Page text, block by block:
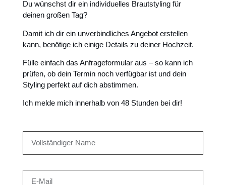
Du wünschst dir ein individuelles Brautstyling für
deinen großen Tag?
Damit ich dir ein unverbindliches Angebot erstellen
kann, benötige ich einige Details zu deiner Hochzeit.
Fülle einfach das Anfrageformular aus – so kann ich
prüfen, ob dein Termin noch verfügbar ist und dein
Styling perfekt auf dich abstimmen.
Ich melde mich innerhalb von 48 Stunden bei dir!